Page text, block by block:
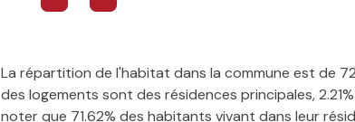
La répartition de l'habitat dans la commune est de
des logements sont des résidences principales,
noter que 71.62% des habitants vivant dans leur